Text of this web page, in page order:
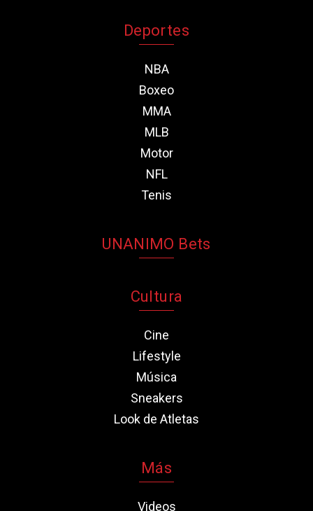
Deportes
NBA
Boxeo
MMA
MLB
Motor
NFL
Tenis
UNANIMO Bets
Cultura
Cine
Lifestyle
Música
Sneakers
Look de Atletas
Más
Videos